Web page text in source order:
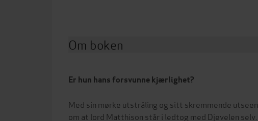
Om boken
Er hun hans forsvunne kjærlighet?
Med sin mørke utstråling og sitt skremmende
om at lord Matthison står i ledtog med Djevelen